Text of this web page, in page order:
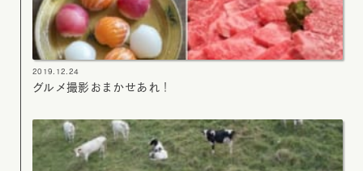
2019.12.24
グルメ撮影おまかせあれ！